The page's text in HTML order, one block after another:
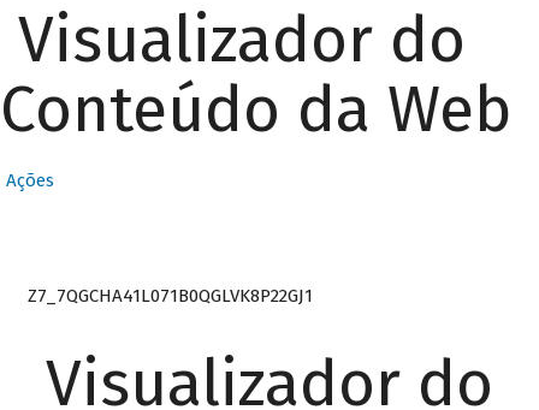
Visualizador do
Conteúdo da Web
Ações
Z7_7QGCHA41L071B0QGLVK8P22GJ1
Visualizador do